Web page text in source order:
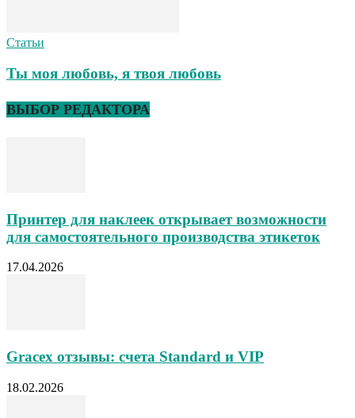
Статьи
Ты моя любовь, я твоя любовь
ВЫБОР РЕДАКТОРА
Принтер для наклеек открывает возможности
для самостоятельного производства этикеток
17.04.2026
Gracex отзывы: счета Standard и VIP
18.02.2026